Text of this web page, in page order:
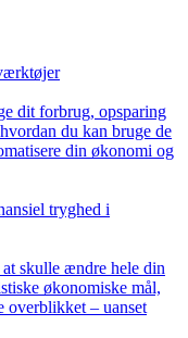
dit forbrug, opsparing
du kan bruge de
din økonomi og
tryghed i
skulle ændre hele din
økonomiske mål,
overblikket – uanset